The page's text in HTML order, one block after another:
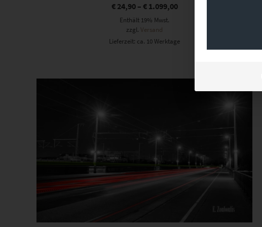
€24,90– €1.099,00
Enthält 19% Mwst.
zzgl.Versand
Lieferzeit: ca. 10 Werktage
Dieses Produkt weist mehrere Varianten auf. Die Optionen können auf der Produktseite gewählt werden